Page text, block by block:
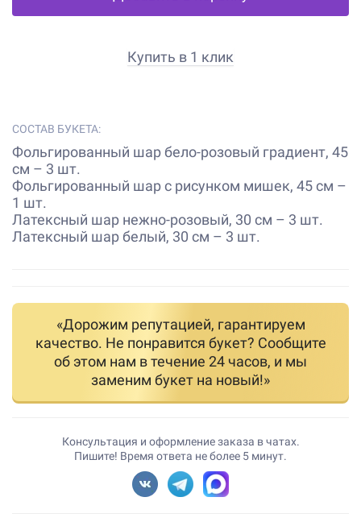
Купить в 1 клик
СОСТАВ БУКЕТА:
Фольгированный шар бело-розовый градиент, 45
см – 3 шт.
Фольгированный шар с рисунком мишек, 45 см –
1 шт.
Латексный шар нежно-розовый, 30 см – 3 шт.
Латексный шар белый, 30 см – 3 шт.
«Дорожим репутацией, гарантируем
качество. Не понравится букет? Сообщите
об этом нам в течение 24 часов, и мы
заменим букет на новый!»
Консультация и оформление заказа в чатах.
Пишите! Время ответа не более 5 минут.